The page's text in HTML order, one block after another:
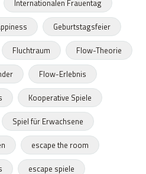
Internationalen Frauentag
Geburtstagsfeier
Fluchtraum
Flow-Theorie
Flow-Erlebnis
Kooperative Spiele
Spiel für Erwachsene
escape the room
escape spiele